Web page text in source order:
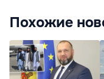
Похожие